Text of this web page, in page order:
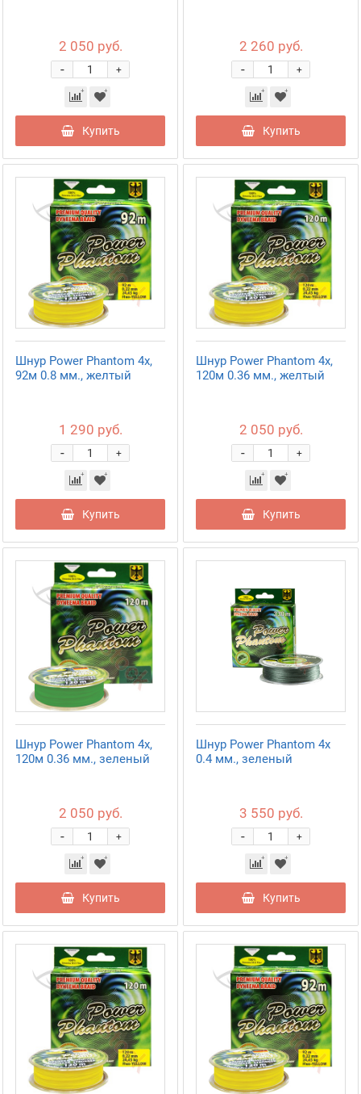
2 050 руб.
+
-
Купить
2 260 руб.
+
-
Купить
Шнур Power Phantom 4x,
92м 0.8 мм., желтый
1 290 руб.
+
-
Купить
Шнур Power Phantom 4x,
120м 0.36 мм., желтый
2 050 руб.
+
-
Купить
Шнур Power Phantom 4x,
120м 0.36 мм., зеленый
2 050 руб.
+
-
Купить
Шнур Power Phantom 4x
0.4 мм., зеленый
3 550 руб.
+
-
Купить